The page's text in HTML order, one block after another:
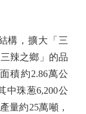
，擴大「三
辣之鄉」的品
積約2.86萬公
中珠葱6,200公
量約25萬噸，